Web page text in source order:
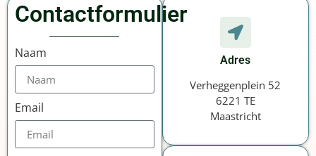
Adres
Verheggenplein 52
6221 TE
Maastricht
Contactformulier
Naam
Email